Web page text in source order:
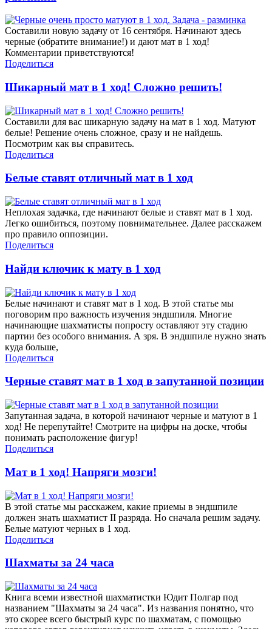
Составили новую задачу от 16 сентября. Начинают здесь
черные (обратите внимание!) и дают мат в 1 ход!
Комментарии приветствуются!
Поделиться
Шикарный мат в 1 ход! Сложно решить!
Составили для вас шикарную задачу на мат в 1 ход. Матуют
белые! Решение очень сложное, сразу и не найдешь.
Посмотрим как вы справитесь.
Поделиться
Белые ставят отличный мат в 1 ход
Неплохая задачка, где начинают белые и ставят мат в 1 ход.
Легко ошибиться, поэтому повнимательнее. Далее расскажем
про правило оппозиции.
Поделиться
Найди ключик к мату в 1 ход
Белые начинают и ставят мат в 1 ход. В этой статье мы
поговорим про важность изучения эндшпиля. Многие
начинающие шахматисты попросту оставляют эту стадию
партии без особого внимания. А зря. В эндшпиле нужно знать
куда больше,
Поделиться
Черные ставят мат в 1 ход в запутанной позиции
Запутанная задача, в которой начинают черные и матуют в 1
ход! Не перепутайте! Смотрите на цифры на доске, чтобы
понимать расположение фигур!
Поделиться
Мат в 1 ход! Напряги мозги!
В этой статье мы расскажем, какие приемы в эндшпиле
должен знать шахматист II разряда. Но сначала решим задачу.
Белые матуют черных в 1 ход.
Поделиться
Шахматы за 24 часа
Книга всеми известной шахматистки Юдит Полгар под
названием "Шахматы за 24 часа". Из названия понятно, что
это скорее всего быстрый курс по шахматам, с помощью